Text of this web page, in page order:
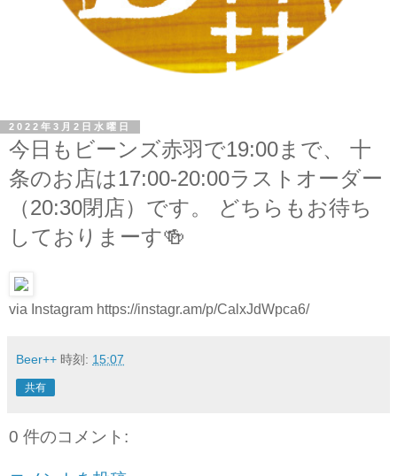
2022年3月2日水曜日
今日もビーンズ赤羽で19:00まで、 十
条のお店は17:00-20:00ラストオーダー
（20:30閉店）です。 どちらもお待ち
しておりまーす🍻
via Instagram https://instagr.am/p/CalxJdWpca6/
Beer++ 時刻: 15:07
共有
0 件のコメント: